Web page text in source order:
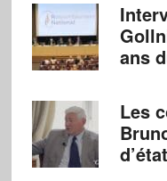
ans
Les